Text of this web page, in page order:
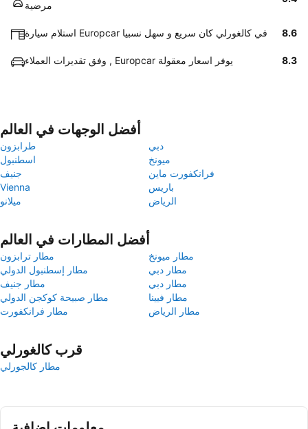
مرضية
استلام سيارة Europcar في كالغورلي كان سريع و سهل نسبيا 8.6
وفق تقديرات العملاء , Europcar يوفر اسعار معقولة 8.3
أفضل الوجهات في العالم
طرابزون
دبي
اسطنبول
ميونخ
جنيف
فرانكفورت ماين
Vienna
باريس
ميلانو
الرياض
أفضل المطارات في العالم
مطار ترابزون
مطار ميونخ
مطار إسطنبول الدولي
مطار دبي
مطار جنيف
مطار دبي
مطار صبيحة كوكجن الدولي
مطار فيينا
مطار فرانكفورت
مطار الرياض
قرب كالغورلي
مطار كالجورلي